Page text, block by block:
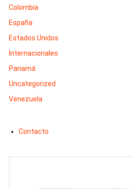
Colombia
España
Estados Unidos
Internacionales
Panamá
Uncategorized
Venezuela
Contacto